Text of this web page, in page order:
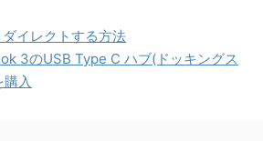
イレクトする方法
3のUSB Type C ハブ(ドッキングス
購入